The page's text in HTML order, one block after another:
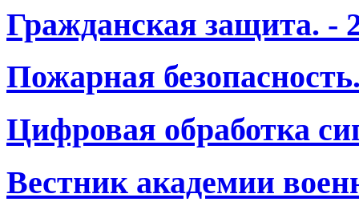
Гражданская защита. -
Пожарная
Цифровая обработка
Вестник академии